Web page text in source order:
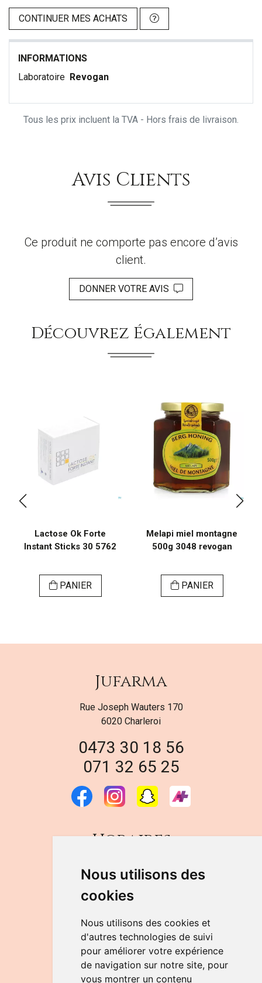
Nous utilisons des
cookies
Nous utilisons des cookies et
d'autres technologies de suivi
pour améliorer votre expérience
de navigation sur notre site, pour
vous montrer un contenu
CONTINUER MES ACHATS
INFORMATIONS
Laboratoire Revogan
Tous les prix incluent la TVA - Hors frais de livraison.
Avis Clients
Ce produit ne comporte pas encore d’avis
client.
DONNER VOTRE AVIS
Découvrez Également
Lactose Ok Forte
Instant Sticks 30 5762
PANIER
Melapi miel montagne
500g 3048 revogan
PANIER
Jufarma
Rue Joseph Wauters 170
6020 Charleroi
0473 30 18 56
071 32 65 25
Horaires
DU LUNDI AU VENDREDI
de 9h à 12h30 et de 14h à 18h
LE SAMEDI
de 9h à 12h30
NOUS CONTACTER